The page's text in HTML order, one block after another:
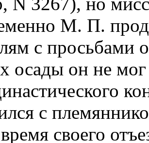
М. П.
с
осады он не
с
своего